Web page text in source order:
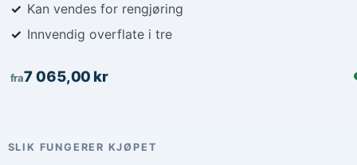
Kan vendes for rengjøring
Innvendig overflate i tre
fra7 065,00 kr
SLIK FUNGERER KJØPET